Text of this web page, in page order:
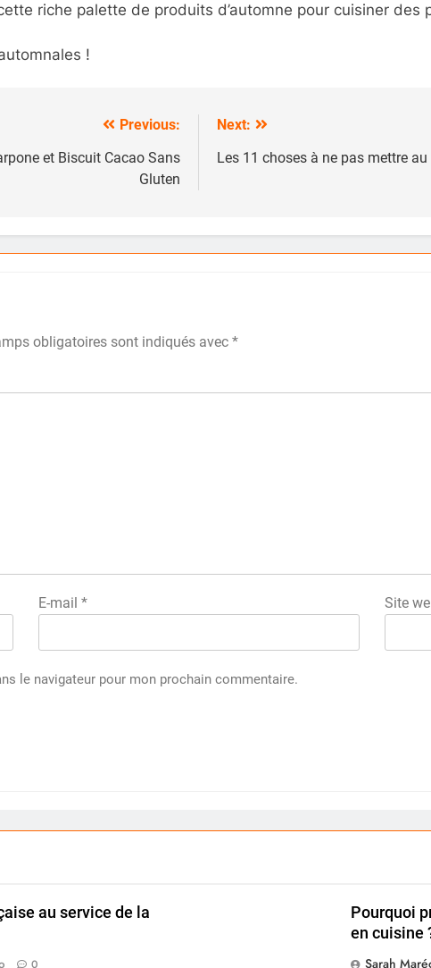
riche palette de produits d’automne pour cuisiner des
!
Previous:
et Biscuit Cacao Sans
Gluten
Next:
Les 11 choses à ne pas mettre
obligatoires sont indiqués avec *
E-mail* Site
le navigateur pour mon prochain commentaire.
au service de la
0
Pourquoi
en cuisine
Sarah